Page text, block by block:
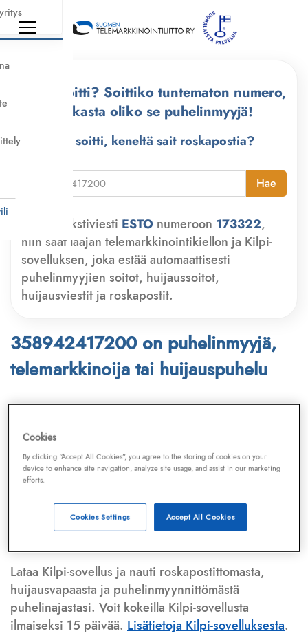
Kuka soitti? Soittiko tuntematon numero,
tarkasta oliko se puhelinmyyjä!
Kuka soitti, keneltä sait roskapostia?
Hae
Lähetä tekstiviesti ESTO numeroon 173322,
niin saat laajan telemarkkinointikiellon ja Kilpi-
sovelluksen, joka estää automaattisesti
puhelinmyyjien soitot, huijaussoitot,
huijausviestit ja roskapostit.
358942417200 on puhelinmyyjä,
telemarkkinoija tai huijauspuhelu
Telemarkkinointiliiton ja
puhelinmyyjienjatelemarkkinoijien numeroita.
Lisäksi tunnistamme automaattisesti, jos kyseessä on
puhelinhuijarin numero, sähköpostiosoitetai
huijausviesti. Tietokantaamme päivitetään jatkuvasti,
mikä varmistaa ajantasaisen suojan.
Lataa Kilpi-sovellus ja nauti roskapostittomasta,
huijausvapaasta ja puhelinmyynnittömästä
puhelinajastasi. Voit kokeilla Kilpi-sovellusta
ilmaiseksi 15 päivää. Lisätietoja Kilpi-sovelluksesta.
Cookies
By clicking “Accept All Cookies”, you agree to the storing of cookies on your
device to enhance site navigation, analyze site usage, and assist in our marketing
efforts.
Accept All Cookies
Cookies Settings